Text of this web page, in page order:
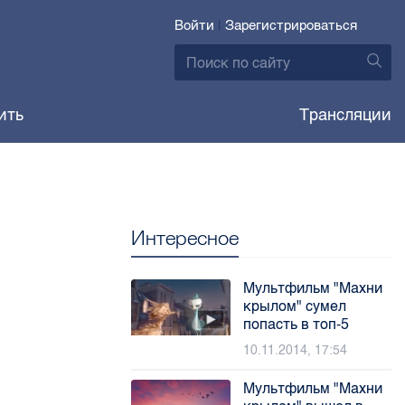
Войти | Зарегистрироваться
Трансляции
Интересное
Мультфильм "Махни
крылом" сумел
попасть в топ-5
10.11.2014, 17:54
Мультфильм "Махни